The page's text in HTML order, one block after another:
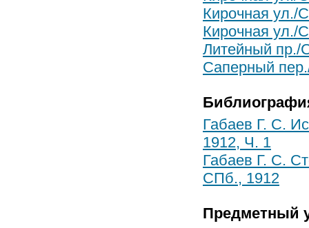
Кирочная ул./
Кирочная ул./
Литейный пр./
Саперный
Габаев Г. С.
1912, Ч. 1
Габаев Г. С.
СПб., 1912
Предметный